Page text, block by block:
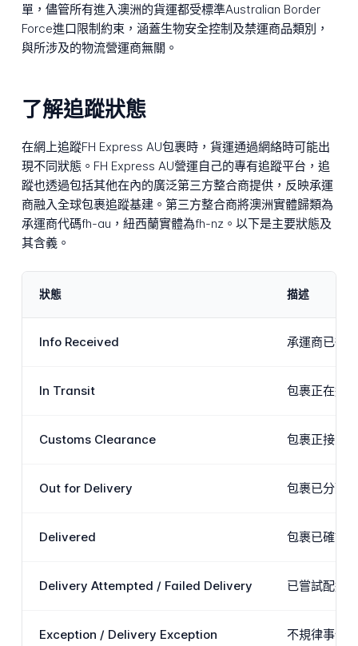
單，儘管所有進入澳洲的貨運都受標準Australian Border
Force進口限制約束，涵蓋生物安全控制及禁運商品類別，
與所涉及的物流營運商無關。
了解追蹤狀態
在網上追蹤FH Express AU包裹時，貨運通過網絡時可能出
現不同狀態。FH Express AU營運自己的專有追蹤平台，追
蹤也透過包括其他在內的廣泛第三方整合商提供，反映承運
商融入全球包裹追蹤基建。第三方整合商將澳洲實體歸類為
承運商代碼fh-au，紐西蘭實體為fh-nz。以下是主要狀態及
其含義。
狀態 描述
Info Received 承運商已從
In Transit 包裹正在運
Customs Clearance 包裹正接受
Out for Delivery 包裹已分配
Delivered 包裹已確認
Delivery Attempted / Failed Delivery 已嘗試配送
Exception / Delivery Exception 不規律事件